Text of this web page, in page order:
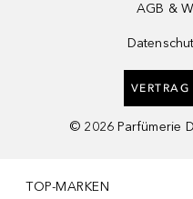
AGB &
© 2026 Parfümerie
TOP-MARKEN